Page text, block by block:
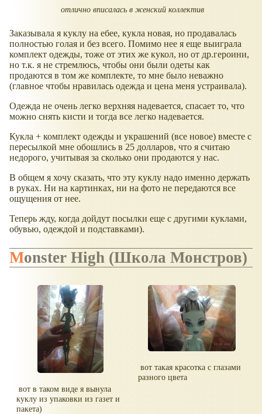
отлично вписалась в женский коллектив
Заказывала я куклу на ебее, кукла новая, но продавалась
полностью голая и без всего. Помимо нее я еще выиграла
комплект одежды, тоже от этих же кукол, но от др.героини,
но т.к. я не стремлюсь, чтобы они были одеты как
продаются в том же комплекте, то мне было неважно
(главное чтобы нравилась одежда и цена меня устраивала).
Одежда не очень легко верхняя надевается, спасает то, что
можно снять кисти и тогда все легко надевается.
Кукла + комплект одежды и украшений (все новое) вместе с
пересылкой мне обошлись в 25 долларов, что я считаю
недорого, учитывая за сколько они продаются у нас.
В общем я хочу сказать, что эту куклу надо именно держать
в руках. Ни на картинках, ни на фото не передаются все
ощущения от нее.
Теперь жду, когда дойдут посылки еще с другими куклами,
обувью, одеждой и подставками).
Monster High (Школа Монстров)
вот в таком виде я вынула
куклу из упаковки из газет и
пакета)
вот такая красотка с глазами
разного цвета